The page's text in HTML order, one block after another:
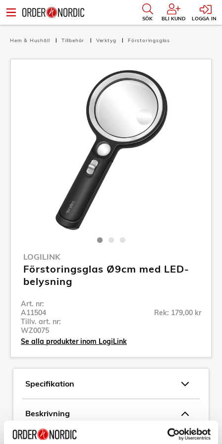
SÖK BLI KUND LOGGA IN
Hem & Hushåll Tillbehör Verktyg Förstoringsglas
LOGILINK
Förstoringsglas Ø9cm med LED-
belysning
Art. nr:
A11504
Tillv. art. nr:
WZ0075
Rek: 179,00 kr
Se alla produkter inom LogiLink
Specifikation
Beskrivning
Art. nr:A11504